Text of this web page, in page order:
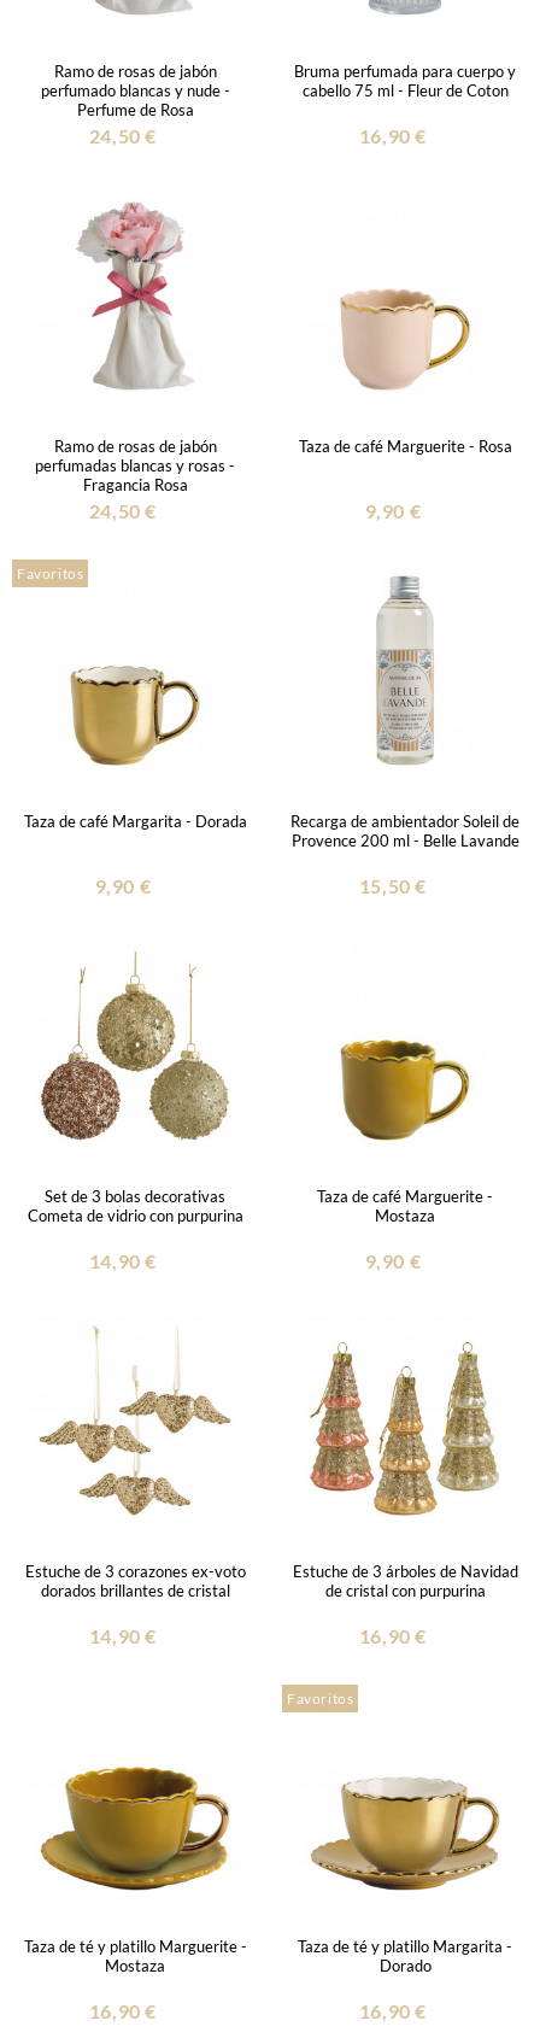
Ramo de rosas de jabón
perfumado blancas y nude -
Perfume de Rosa
24,50 €
Bruma perfumada para cuerpo y
cabello 75 ml - Fleur de Coton
16,90 €
Ramo de rosas de jabón
perfumadas blancas y rosas -
Fragancia Rosa
24,50 €
Taza de café Marguerite - Rosa
9,90 €
Favoritos
Taza de café Margarita - Dorada
9,90 €
Recarga de ambientador Soleil de
Provence 200 ml - Belle Lavande
15,50 €
Set de 3 bolas decorativas
Cometa de vidrio con purpurina
14,90 €
Taza de café Marguerite -
Mostaza
9,90 €
Estuche de 3 corazones ex-voto
dorados brillantes de cristal
14,90 €
Estuche de 3 árboles de Navidad
de cristal con purpurina
16,90 €
Taza de té y platillo Marguerite -
Mostaza
16,90 €
Favoritos
Taza de té y platillo Margarita -
Dorado
16,90 €